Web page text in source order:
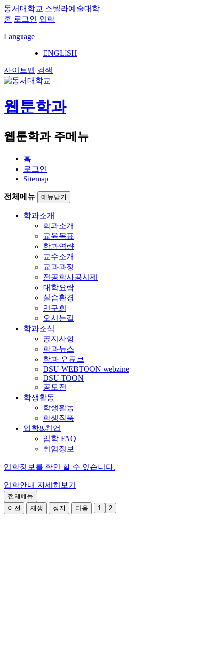
동서대학교 스텔라예술대학
홈 로그인 입학
Language
ENGLISH
사이트맵 검색
웹툰학과
웹툰학과 주메뉴
홈
로그인
Sitemap
전체메뉴 메뉴닫기
학과소개
학과소개
교육목표
학과역량
교수소개
교과과정
전공학사공시제
대학요람
실습환경
연구회
오시는길
학과소식
공지사항
학과뉴스
학과 유튜브
DSU WEBTOON webzine
DSU TOON
공모전
학생활동
학생활동
학생작품
입학&취업
입학 FAQ
취업정보
입학정보를 확인 할 수 있습니다.
입학안내 자세히보기
전체메뉴
이전
재생 정지 다음 1 2